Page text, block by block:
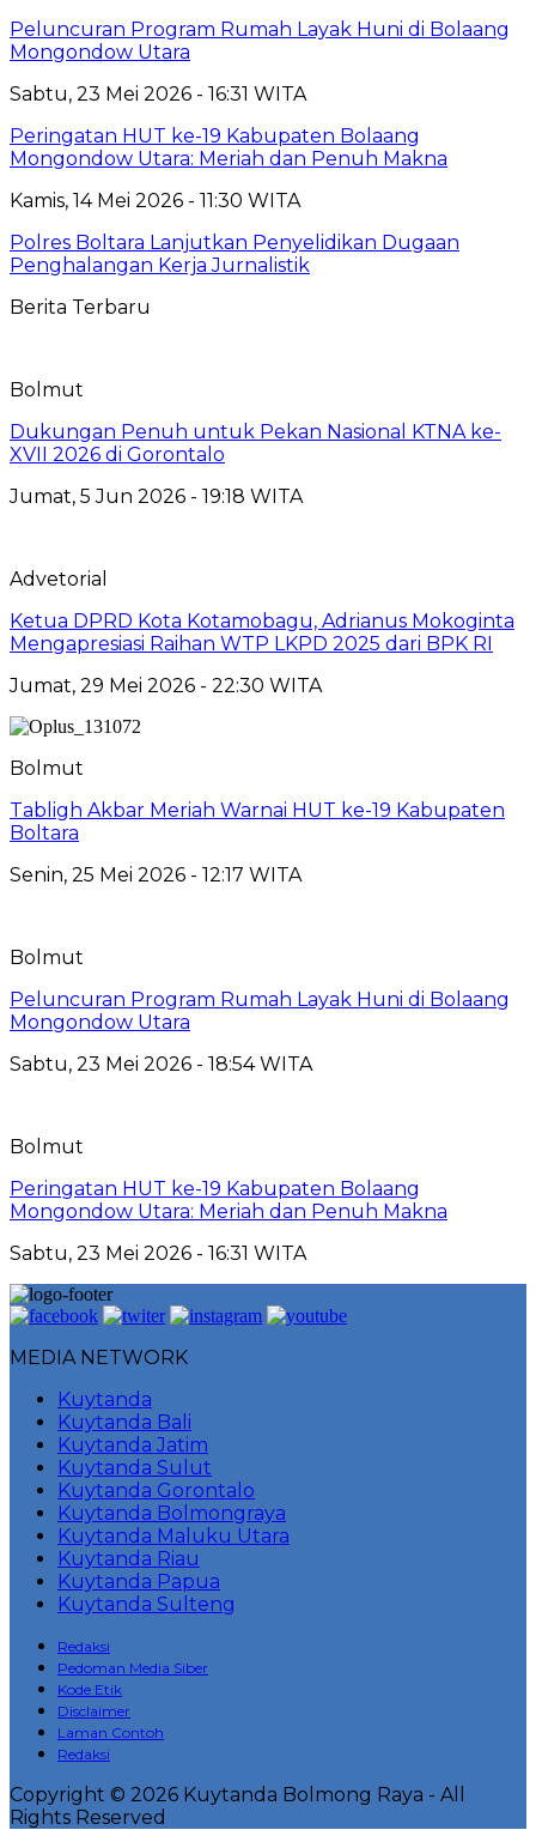
Peluncuran Program Rumah Layak Huni di Bolaang
Mongondow Utara
Sabtu, 23 Mei 2026 - 16:31 WITA
Peringatan HUT ke-19 Kabupaten Bolaang
Mongondow Utara: Meriah dan Penuh Makna
Kamis, 14 Mei 2026 - 11:30 WITA
Polres Boltara Lanjutkan Penyelidikan Dugaan
Penghalangan Kerja Jurnalistik
Berita Terbaru
Bolmut
Dukungan Penuh untuk Pekan Nasional KTNA ke-
XVII 2026 di Gorontalo
Jumat, 5 Jun 2026 - 19:18 WITA
Advetorial
Ketua DPRD Kota Kotamobagu, Adrianus Mokoginta
Mengapresiasi Raihan WTP LKPD 2025 dari BPK RI
Jumat, 29 Mei 2026 - 22:30 WITA
Bolmut
Tabligh Akbar Meriah Warnai HUT ke-19 Kabupaten
Boltara
Senin, 25 Mei 2026 - 12:17 WITA
Bolmut
Peluncuran Program Rumah Layak Huni di Bolaang
Mongondow Utara
Sabtu, 23 Mei 2026 - 18:54 WITA
Bolmut
Peringatan HUT ke-19 Kabupaten Bolaang
Mongondow Utara: Meriah dan Penuh Makna
Sabtu, 23 Mei 2026 - 16:31 WITA
MEDIA NETWORK
Kuytanda
Kuytanda Bali
Kuytanda Jatim
Kuytanda Sulut
Kuytanda Gorontalo
Kuytanda Bolmongraya
Kuytanda Maluku Utara
Kuytanda Riau
Kuytanda Papua
Kuytanda Sulteng
Redaksi
Pedoman Media Siber
Kode Etik
Disclaimer
Laman Contoh
Redaksi
Copyright © 2026 Kuytanda Bolmong Raya - All
Rights Reserved